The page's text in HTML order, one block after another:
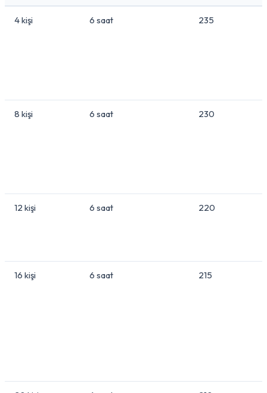
4 kişi 6 saat 235
8 kişi 6 saat 230
12 kişi 6 saat 220
16 kişi 6 saat 215